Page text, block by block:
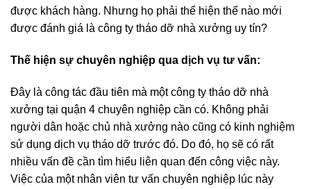
được khách hàng. Nhưng họ phải thể hiện thế nào mới
được đánh giá là công ty tháo dỡ nhà xưởng uy tín?
Thế hiện sự chuyên nghiệp qua dịch vụ tư vấn:
Đây là công tác đầu tiên mà một công ty tháo dỡ nhà
xưởng tại quận 4 chuyên nghiệp cần có. Không phải
người dân hoặc chủ nhà xưởng nào cũng có kinh nghiệm
sử dụng dịch vụ tháo dỡ trước đó. Do đó, họ sẽ có rất
nhiều vấn đề cần tìm hiểu liên quan đến công việc này.
Việc của một nhân viên tư vấn chuyên nghiệp lúc này